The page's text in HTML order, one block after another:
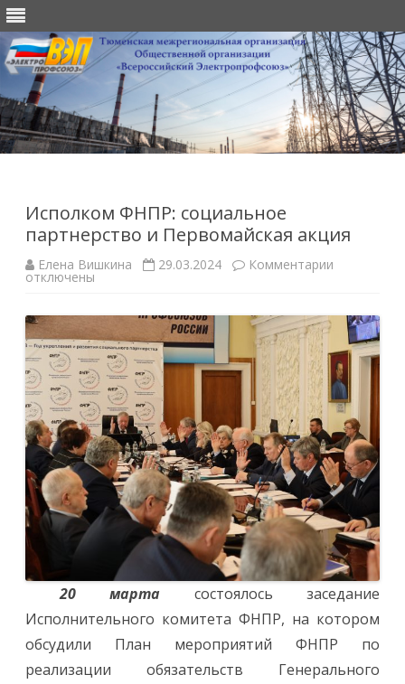
Исполком ФНПР: социальное
партнерство и Первомайская акция
Елена Вишкина 29.03.2024 Комментарии
социальное
акция
отключены
20 марта состоялось заседание
Исполнительного комитета ФНПР, на котором
обсудили План мероприятий ФНПР по
реализации обязательств Генерального